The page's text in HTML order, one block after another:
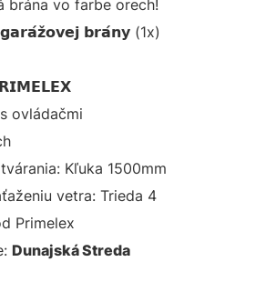
brána vo farbe orech!
𝗯𝗿𝗮́𝗻𝘆 (1x)
ovládačmi
Kľuka 1500mm
vetra: Trieda 4
Primelex
Dunajská Streda